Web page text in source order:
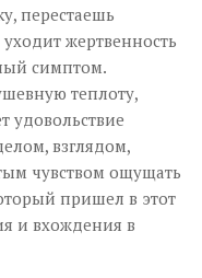
перестаешь
жертвенность
симптом.
теплоту,
удовольствие
взглядом,
чувством ощущать
пришел в этот
и вхождения в